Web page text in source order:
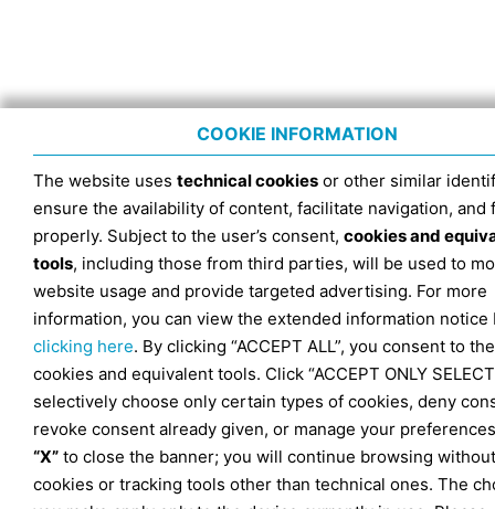
COOKIE INFORMATION
The website uses technical cookies or other similar
ensure the availability of content, facilitate navigation, and
properly. Subject to the user’s consent, cookies and
tools, including those from third parties, will be used to
website usage and provide targeted advertising. For more
information, you can view the extended information notice
clicking here. By clicking “ACCEPT ALL”, you consent to
cookies and equivalent tools. Click “ACCEPT ONLY
selectively choose only certain types of cookies, deny
revoke consent already given, or manage your
“X” to close the banner; you will continue browsing without
cookies or tracking tools other than technical ones. The